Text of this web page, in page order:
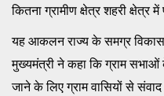
कितना ग्रामीण क्षेत्र शहरी क्षेत्र में
यह आकलन राज्य के समग्र विकास
मुख्यमंत्री ने कहा कि ग्राम
जाने के लिए ग्राम वासियों से